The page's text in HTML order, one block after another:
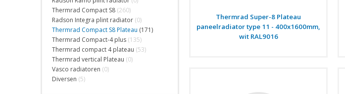
Thermrad Compact S8 (260)
Radson Integra plint radiator (0)
Thermrad Compact S8 Plateau (171)
Thermrad Compact-4 plus (135)
Thermrad compact 4 plateau (53)
Thermrad vertical Plateau (0)
Vasco radiatoren (0)
Diversen (5)
Thermrad Super-8 Plateau
paneelradiator type 11 - 400x1600mm,
wit RAL9016